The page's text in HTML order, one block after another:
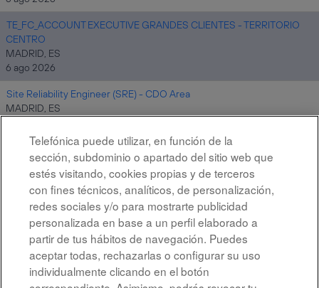
TE_FC_ACCOUNT EXECUTIVE GRANDES CLIENTES - TERRITORIO
CENTRO
MADRID, ES
6 ago 2026
Site Reliability Engineer (SRE) - CDO Area
MADRID, ES
Resultados
Telefónica puede utilizar, en función de la
sección, subdominio o apartado del sitio web que
estés visitando, cookies propias y de terceros
con fines técnicos, analíticos, de personalización,
redes sociales y/o para mostrarte publicidad
personalizada en base a un perfil elaborado a
partir de tus hábitos de navegación. Puedes
aceptar todas, rechazarlas o configurar su uso
individualmente clicando en el botón